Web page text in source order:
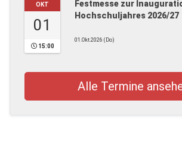
OKT
01
15:00
Festmesse zur
Hochschuljahres 2026/27
01.Okt.2026 (Do)
Alle Termine